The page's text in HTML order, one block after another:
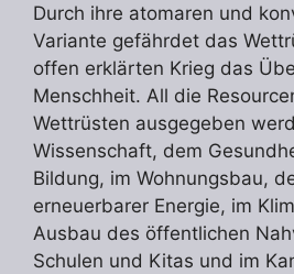
Durch ihre atomaren und
Variante gefährdet das
offen erklärten Krieg das
Menschheit. All die
Wettrüsten ausgegeben
Wissenschaft, dem
Bildung, im Wohnungsbau,
erneuerbarer Energie, im
Ausbau des öffentlichen
Schulen und Kitas und im